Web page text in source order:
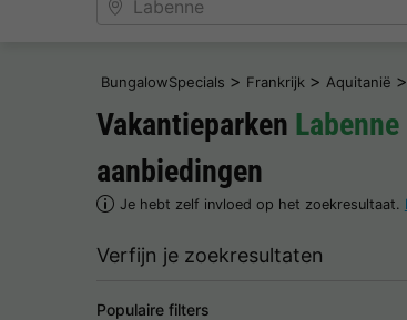
BungalowSpecials > Frankrijk > Aquitanië >
Vakantieparken Labenne
aanbiedingen
Je hebt zelf invloed op het zoekresultaat.
Verfijn je zoekresultaten
Populaire filters